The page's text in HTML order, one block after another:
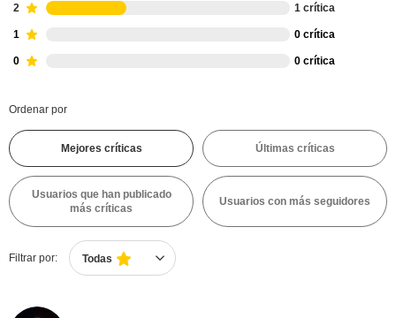
2 1 crítica
1 0 crítica
0 0 crítica
Ordenar por
Mejores críticas Últimas críticas
Usuarios que han publicado
más críticas
Usuarios con más seguidores
Filtrar por: Todas